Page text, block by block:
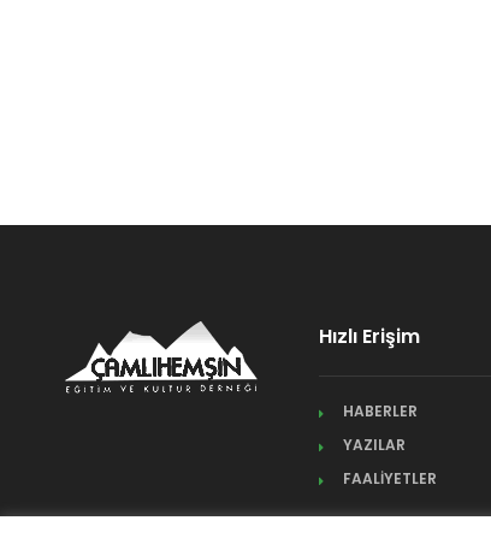
Hızlı Erişim
HABERLER
YAZILAR
FAALİYETLER